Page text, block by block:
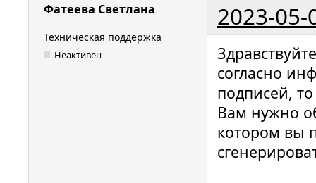
Фатеева Светлана 2023-05-
Техническая поддержка
Неактивен
согласно
подписей,
Вам нужно
котором вы